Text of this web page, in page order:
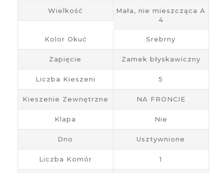
Wielkość
Mała, nie mieszcząca A
4
Kolor Okuć Srebrny
Zapięcie Zamek błyskawiczny
Liczba Kieszeni 5
Kieszenie Zewnętrzne NA FRONCIE
Klapa Nie
Dno Usztywnione
Liczba Komór 1